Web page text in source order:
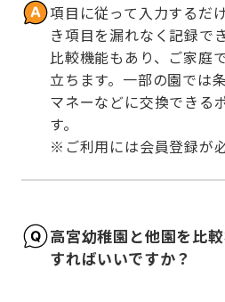
項目に従って入力するだ
き項目を漏れなく記録で
比較機能もあり、ご家庭
立ちます。一部の園では
マネーなどに交換できる
す。
※ご利用には会員登録が
高宮幼稚園と他園を比
すればいいですか？